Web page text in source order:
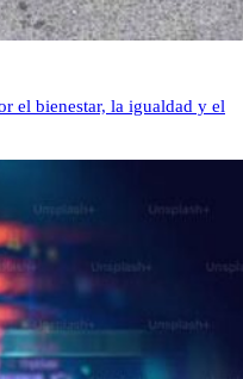
el bienestar, la igualdad y el